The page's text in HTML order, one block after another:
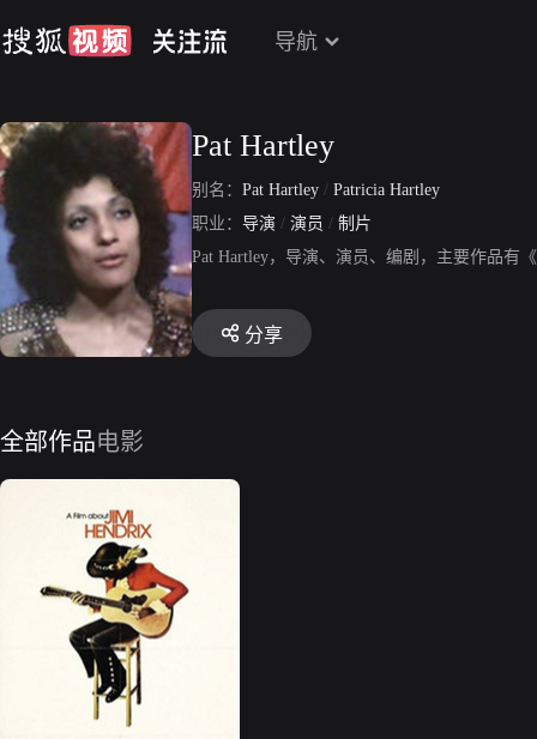
导航
Pat Hartley
别名： Pat Hartley / Patricia Hartley
职业： 导演 / 演员 / 制片
Pat Hartley，导演、演员、编剧，主要作品有
分享
全部作品电影